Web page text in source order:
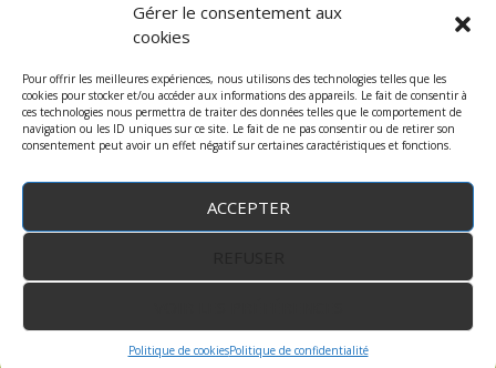
Gérer le consentement aux
cookies
Pour offrir les meilleures expériences, nous utilisons des technologies telles que les
cookies pour stocker et/ou accéder aux informations des appareils. Le fait de consentir à
ces technologies nous permettra de traiter des données telles que le comportement de
navigation ou les ID uniques sur ce site. Le fait de ne pas consentir ou de retirer son
consentement peut avoir un effet négatif sur certaines caractéristiques et fonctions.
ACCEPTER
Politique de cookiesPolitique de confidentialité
lorcana
protègeprécommandesetsleeve
terre trois unlockursula étincelant
Copyright © 2023 robindesjeux.com -Mentions